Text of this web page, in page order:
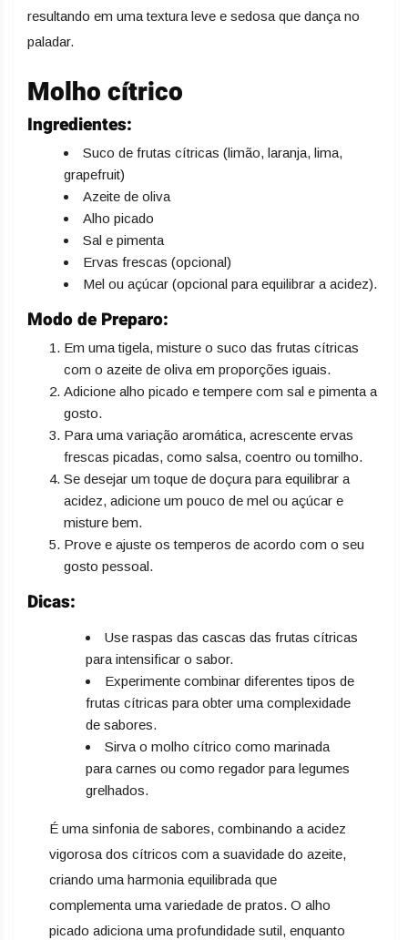
resultando em uma textura leve e sedosa que dança no
paladar.
Molho cítrico
Ingredientes:
Suco de frutas cítricas (limão, laranja, lima,
grapefruit)
Azeite de oliva
Alho picado
Sal e pimenta
Ervas frescas (opcional)
Mel ou açúcar (opcional para equilibrar a acidez).
Modo de Preparo:
Em uma tigela, misture o suco das frutas cítricas
com o azeite de oliva em proporções iguais.
Adicione alho picado e tempere com sal e pimenta a
gosto.
Para uma variação aromática, acrescente ervas
frescas picadas, como salsa, coentro ou tomilho.
Se desejar um toque de doçura para equilibrar a
acidez, adicione um pouco de mel ou açúcar e
misture bem.
Prove e ajuste os temperos de acordo com o seu
gosto pessoal.
Dicas:
Use raspas das cascas das frutas cítricas
para intensificar o sabor.
Experimente combinar diferentes tipos de
frutas cítricas para obter uma complexidade
de sabores.
Sirva o molho cítrico como marinada
para carnes ou como regador para legumes
grelhados.
É uma sinfonia de sabores, combinando a acidez
vigorosa dos cítricos com a suavidade do azeite,
criando uma harmonia equilibrada que
complementa uma variedade de pratos. O alho
picado adiciona uma profundidade sutil, enquanto